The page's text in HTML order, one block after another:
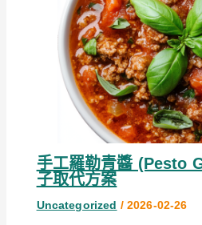
手工羅勒青醬 (Pesto
子取代方案
Uncategorized / 2026-02-26